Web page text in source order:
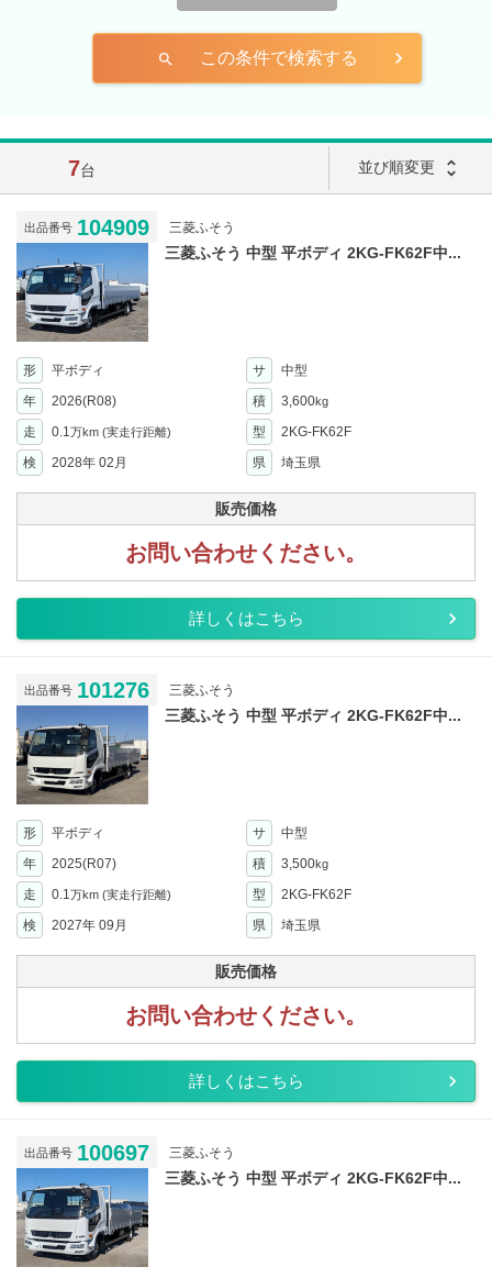
search この条件で検索する
7台 並び順変更 unfold_more
出品番号 104909 三菱ふそう
三菱ふそう 中型 平ボディ 2KG-FK62F中...
形 平ボディ サ
中型
年
2026(R08) 積 3,600kg
走 0.1万km (実走行距離) 型
2KG-FK62F
検
2028年 02月 県 埼玉県
販売価格
お問い合わせください。
詳しくはこちら
出品番号 101276 三菱ふそう
三菱ふそう 中型 平ボディ 2KG-FK62F中...
形 平ボディ サ
中型
年
2025(R07) 積 3,500kg
走 0.1万km (実走行距離) 型
2KG-FK62F
検
2027年 09月 県 埼玉県
販売価格
お問い合わせください。
詳しくはこちら
出品番号 100697 三菱ふそう
三菱ふそう 中型 平ボディ 2KG-FK62F中...